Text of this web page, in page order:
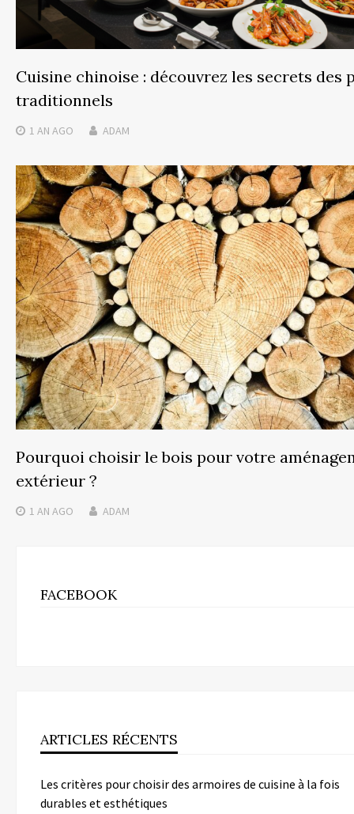
Cuisine chinoise : découvrez les secrets des
traditionnels
1 AN AGO ADAM
Pourquoi choisir le bois pour votre
extérieur ?
1 AN AGO ADAM
FACEBOOK
ARTICLES RÉCENTS
Les critères pour choisir des armoires de cuisine à la fois
durables et esthétiques